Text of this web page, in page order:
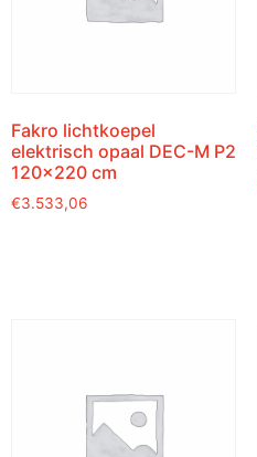
Fakro lichtkoepel
elektrisch opaal DEC-M P2
120×220 cm
€3.533,06